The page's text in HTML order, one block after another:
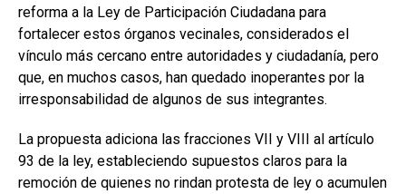
reforma a la Ley de Participación Ciudadana para
fortalecer estos órganos vecinales, considerados el
vínculo más cercano entre autoridades y ciudadanía, pero
que, en muchos casos, han quedado inoperantes por la
irresponsabilidad de algunos de sus integrantes.
La propuesta adiciona las fracciones VII y VIII al artículo
93 de la ley, estableciendo supuestos claros para la
remoción de quienes no rindan protesta de ley o acumulen